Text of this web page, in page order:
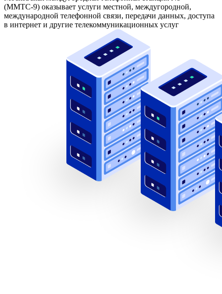
(ММТС-9) оказывает услуги местной, междугородной,
международной телефонной связи, передачи данных, доступа
в интернет и другие телекоммуникационных услуг